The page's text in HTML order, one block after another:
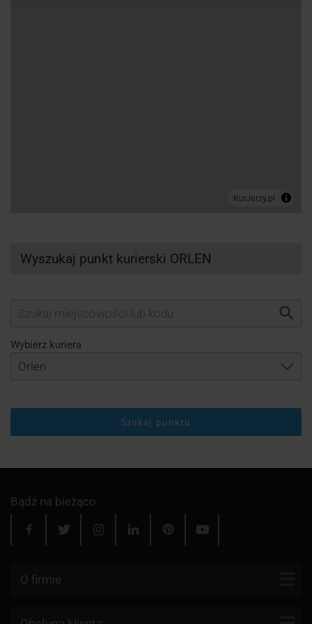
Wyszukaj punkt kurierski ORLEN
Wybierz kuriera
Szukaj punktu
Bądź na bieżąco
O firmie
Kontakt